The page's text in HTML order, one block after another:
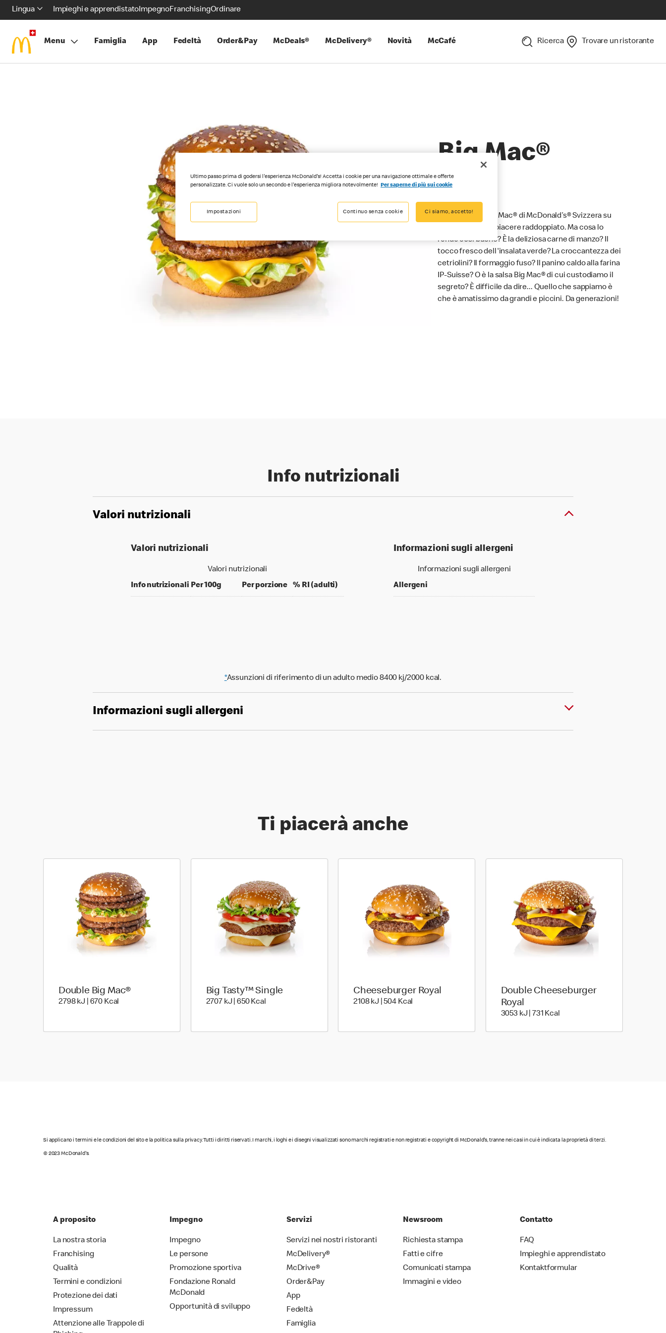
Lingua Impieghi e apprendistatoImpegnoFranchisingOrdinare
Menu Famiglia App Fedeltà Order&Pay McDeals® McDelivery® Novità McCafé Ricerca Trovare un ristorante
Big Mac®
Il leggendario Big Mac® di McDonald’s® Svizzera su
due livelli per un piacere raddoppiato. Ma cosa lo
rende così buono? È la deliziosa carne di manzo? Il
tocco fresco dell'insalata verde? La croccantezza dei
cetriolini? Il formaggio fuso? Il panino caldo alla farina
IP-Suisse? O è la salsa Big Mac® di cui custodiamo il
segreto? È difficile da dire... Quello che sappiamo è
che è amatissimo da grandi e piccini. Da generazioni!
Info nutrizionali
Valori nutrizionali
Valori nutrizionali
Valori nutrizionali
Info nutrizionali Per 100gper 100 grams
Per porzioneper portion
% RI (adulti) % daily value for an adult
Informazioni sugli allergeni
Informazioni sugli allergeni
Allergeni
*Assunzioni di riferimento di un adulto medio 8400 kj/2000 kcal.
Informazioni sugli allergeni
Ti piacerà anche
Double Big Mac®
2798 kJ | 670 Kcal 2798 kiloJoule | 670 kilo calories
Big Tasty™ Single
2707 kJ | 650 Kcal2707 kiloJoule | 650 kilo calories
Cheeseburger Royal
2108 kJ | 504 Kcal 2108 kiloJoule | 504 kilo calories
Double Cheeseburger
Royal
3053 kJ | 731 Kcal3053 kiloJoule | 731 kilo
Si applicano i termini e le condizioni del sito e la politica sulla privacy. Tutti i diritti riservati. I marchi, i loghi e i disegni visualizzati sono marchi registrati e non registrati e copyright di McDonald's, tranne nei casi in cui è indicata la proprietà di terzi.
© 2023 McDonald's.
A proposito
La nostra storia
Franchising
Qualità
Termini e condizioni
Protezione dei dati
Impressum
Attenzione alle Trappole di
Impegno
Impegno
Le persone
Promozione sportiva
Fondazione Ronald
McDonald
Opportunità di sviluppo
Servizi
Servizi nei nostri ristoranti
McDelivery®
McDrive®
Order&Pay
App
Fedeltà
Famiglia
Newsroom
Richiesta stampa
Fatti e cifre
Comunicati stampa
Immagini e video
Contatto
FAQ
Impieghi e apprendistato
Kontaktformular
Ultimo passo prima di godersi l'esperienza McDonald's! Accetta i cookie per una navigazione ottimale e offerte
personalizzate. Ci vuole solo un secondo e l'esperienza migliora notevolmente!
Per saperne di più sui cookie
Impostazioni Continuo senza cookie Ci siamo, accetto!